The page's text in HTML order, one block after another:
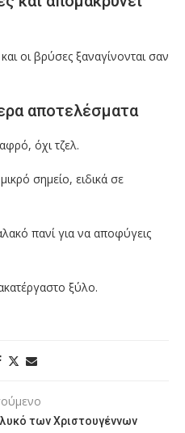
οι βρύσες ξαναγίνονται σαν
αποτελέσματα
όχι τζελ.
σημείο, ειδικά σε
πανί για να αποφύγεις
ξύλο.
των Χριστουγέννων